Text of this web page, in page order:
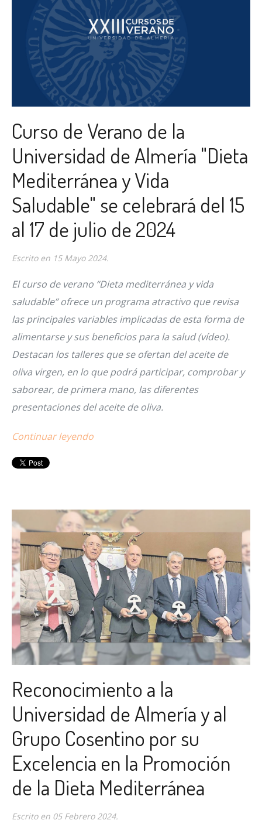
Curso de Verano de la
Universidad de Almería "Dieta
Mediterránea y Vida
Saludable" se celebrará del 15
al 17 de julio de 2024
Escrito en 15 Mayo 2024.
El curso de verano “Dieta mediterránea y vida
saludable” ofrece un programa atractivo que revisa
las principales variables implicadas de esta forma de
alimentarse y sus beneficios para la salud (vídeo).
Destacan los talleres que se ofertan del aceite de
oliva virgen, en lo que podrá participar, comprobar y
saborear, de primera mano, las diferentes
presentaciones del aceite de oliva.
Continuar leyendo
Reconocimiento a la
Universidad de Almería y al
Grupo Cosentino por su
Excelencia en la Promoción
de la Dieta Mediterránea
Escrito en 05 Febrero 2024.